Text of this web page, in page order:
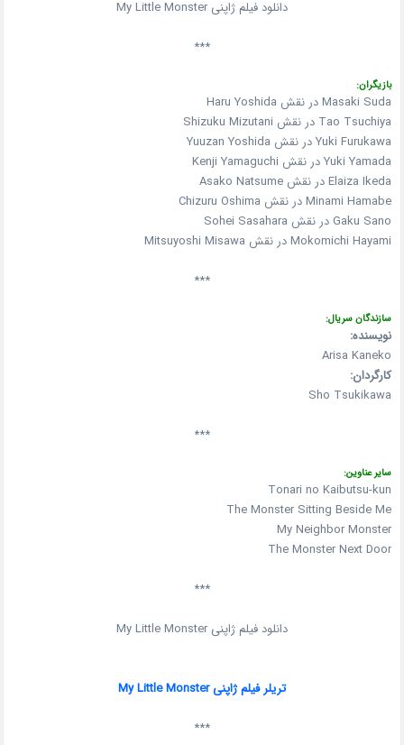
دانلود فیلم ژاپنی My Little Monster
***
بازیگران:
Masaki Suda در نقش Haru Yoshida
Tao Tsuchiya در نقش Shizuku Mizutani
Yuki Furukawa در نقش Yuuzan Yoshida
Yuki Yamada در نقش Kenji Yamaguchi
Elaiza Ikeda در نقش Asako Natsume
Minami Hamabe در نقش Chizuru Oshima
Gaku Sano در نقش Sohei Sasahara
Mokomichi Hayami در نقش Mitsuyoshi Misawa
***
سازندگان سریال:
نویسنده:
Arisa Kaneko
کارگردان:
Sho Tsukikawa
***
سایر عناوین:
Tonari no Kaibutsu-kun
The Monster Sitting Beside Me
My Neighbor Monster
The Monster Next Door
***
دانلود فیلم ژاپنی My Little Monster
تریلر فیلم ژاپنی My Little Monster
***